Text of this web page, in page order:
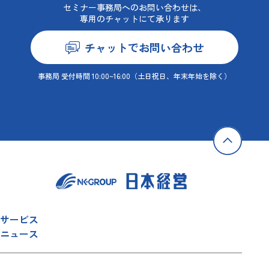
セミナー事務局へのお問い合わせは、
専用のチャットにて承ります
チャットでお問い合わせ
事務局 受付時間 10:00~16:00 （土日祝日、年末年始を除く）
サービス
ニュース